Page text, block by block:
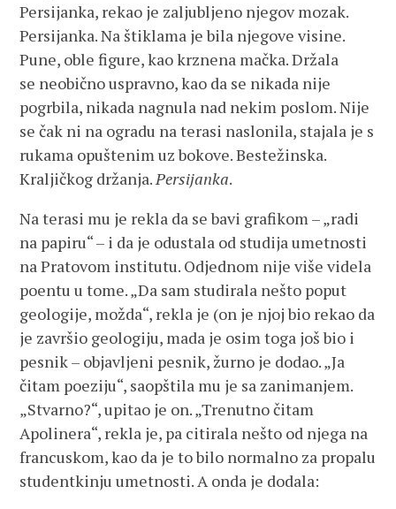
Persijanka, rekao je zaljubljeno njegov mozak.
Persijanka. Na štiklama je bila njegove visine.
Pune, oble figure, kao krznena mačka. Držala
se neobično uspravno, kao da se nikada nije
pogrbila, nikada nagnula nad nekim poslom. Nije
se čak ni na ogradu na terasi naslonila, stajala je s
rukama opuštenim uz bokove. Bestežinska.
Kraljičkog držanja.Persijanka.
Na terasi mu je rekla da se bavi grafikom – „radi
na papiru“ – i da je odustala od studija umetnosti
na Pratovom institutu. Odjednom nije više videla
poentu u tome. „Da sam studirala nešto poput
geologije, možda“, rekla je (on je njoj bio rekao da
je završio geologiju, mada je osim toga još bio i
pesnik – objavljeni pesnik, žurno je dodao. „Ja
čitam poeziju“, saopštila mu je sa zanimanjem.
„Stvarno?“, upitao je on. „Trenutno čitam
Apolinera“, rekla je, pa citirala nešto od njega na
francuskom, kao da je to bilo normalno za propalu
studentkinju umetnosti. A onda je dodala: